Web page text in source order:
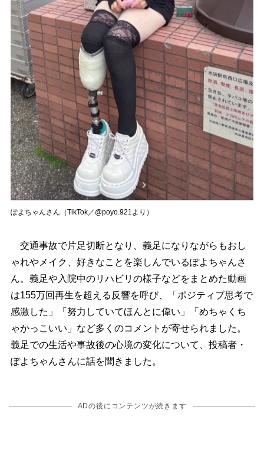
ぽよちゃんさん（TikTok／@poyo.921より）
交通事故で片足切断となり、義足になりながらもおし
ゃれやメイク、好きなことを楽しんでいるぽよちゃんさ
ん。義足や入院中のリハビリの様子などをまとめた動画
は155万回再生を超える反響を呼び、「ポジティブ思考で
感激した」「努力していてほんとに偉い」「めちゃくち
ゃかっこいい」など多くのコメントが寄せられました。
義足での生活や事故後の心境の変化について、投稿者・
ぽよちゃんさんに話を聞きました。
ADの後にコンテンツが続きます